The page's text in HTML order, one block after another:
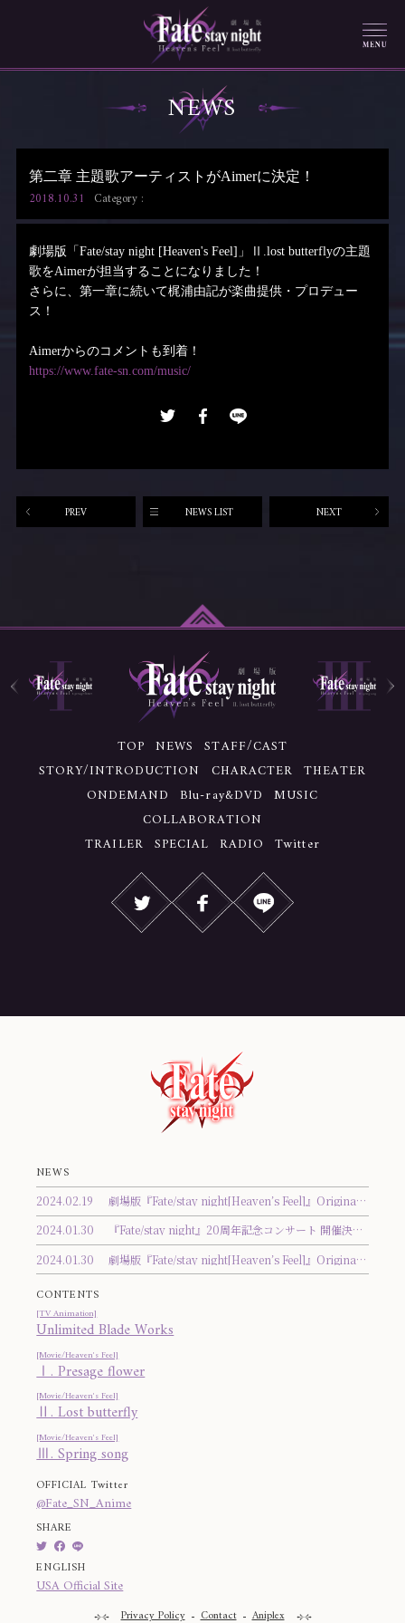
NEWS
第二章 主題歌アーティストがAimerに決定！
2018.10.31 Category :
劇場版「Fate/stay night [Heaven's Feel]」Ⅱ.lost butterflyの主題
歌をAimerが担当することになりました！
さらに、第一章に続いて梶浦由記が楽曲提供・プロデュー
ス！
Aimerからのコメントも到着！
https://www.fate-sn.com/music/
PREV NEWS LIST NEXT
TOP NEWS STAFF/CAST
STORY/INTRODUCTION CHARACTER THEATER
ONDEMAND Blu-ray&DVD MUSIC
COLLABORATION
TRAILER SPECIAL RADIO Twitter
NEWS
2024.02.19
劇場版『Fate/stay night[Heaven’s Feel]』Original Soundtrack トラックリスト公開！
2024.01.30
『Fate/stay night』20周年記念コンサート 開催決定！
2024.01.30
劇場版『Fate/stay night[Heaven’s Feel]』Original Soundtrack 発売決定！
CONTENTS
[TV Animation]
Unlimited Blade Works
[Movie/Heaven's Feel]
Ⅰ. Presage flower
[Movie/Heaven's Feel]
Ⅱ. Lost butterfly
[Movie/Heaven's Feel]
Ⅲ. Spring song
OFFICIAL Twitter
@Fate_SN_Anime
SHARE
ENGLISH
USA Official Site
Privacy Policy Contact Aniplex